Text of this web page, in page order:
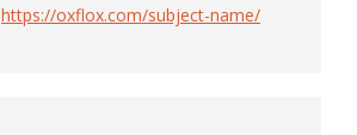
https://oxflox.com/subject-name/